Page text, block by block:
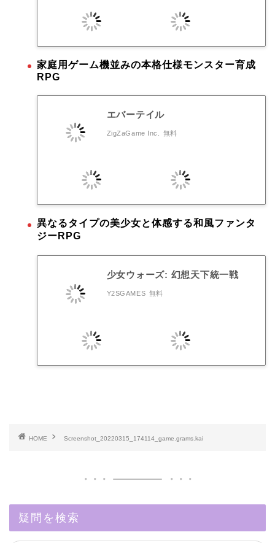
家庭用ゲーム機並みの本格仕様モンスター育成
RPG
エバーテイル
ZigZaGame Inc. 無料
異なるタイプの美少女と体感する和風ファンタ
ジーRPG
少女ウォーズ: 幻想天下統一戦
Y2SGAMES 無料
HOME Screenshot_20220315_174114_game.grams.kai
疑問を検索